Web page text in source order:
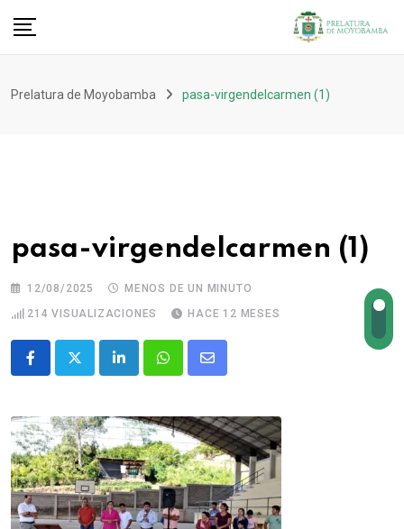
Prelatura de Moyobamba pasa-virgendelcarmen (1)
pasa-virgendelcarmen (1)
12/08/2025
MENOS DE UN MINUTO
214 VISUALIZACIONES HACE 12 MESES